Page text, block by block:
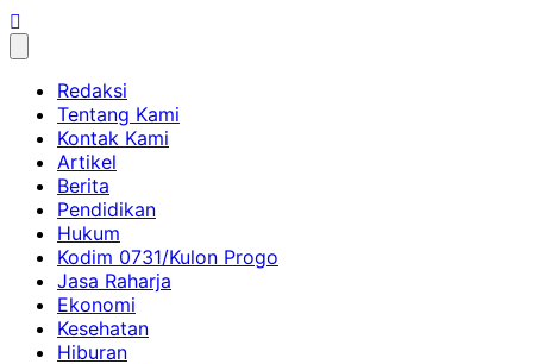
Skip
to
Redaksi
Tentang Kami
Kontak Kami
Artikel
Berita
Pendidikan
Hukum
Kodim 0731/Kulon Progo
Jasa Raharja
Ekonomi
Kesehatan
Hiburan